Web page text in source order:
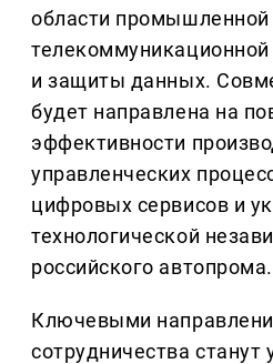
области
и защиты данных.
будет направлена на
эффективности
управленческих
цифровых сервисов и
технологической
российского автопрома.
Ключевыми
сотрудничества